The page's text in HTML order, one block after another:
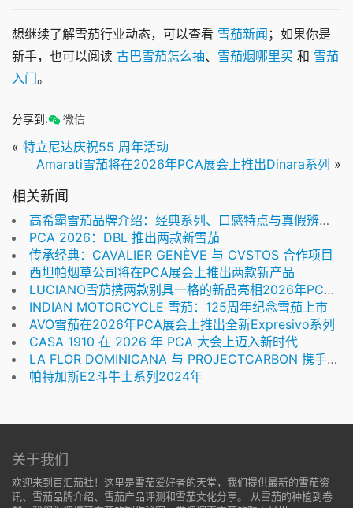
想继续了解雪茄行业动态，可以查看 雪茄新闻 ；如果你是
新手，也可以阅读 古巴雪茄怎么抽、 雪茄烟哪里买 和 雪茄
入门。
分享到: 微信
« 特立尼达庆祝55 周年活动
Amarati雪茄将在2026年PCA展会上推出Dinara系列 »
相关新闻
高希霸雪茄品牌介绍：经典系列、口感特点与真假辨别要点
PCA 2026：DBL 推出两款新雪茄
传承经典：CAVALIER GENÈVE 与 CVSTOS 合作项目
西坦帕烟草公司将在PCA展会上推出两款新产品
LUCIANO雪茄携两款别具一格的新品亮相2026年PCA展会
INDIAN MOTORCYCLE 雪茄：125周年纪念雪茄上市
AVO雪茄在2026年PCA展会上推出全新Expresivo系列
CASA 1910 在 2026 年 PCA 大会上迈入新时代
LA FLOR DOMINICANA 与 PROJECTCARBON 携手亮相 2026 年 PCA 展会
帕特加斯E2斗牛士系列2024年
关于我们
欢迎来到百汇茄社！这里是雪茄爱好者的天堂，我们提供最新的雪茄资
讯、雪茄品牌介绍、雪茄产品评测和雪茄文化分享。 从雪茄的种植到卷